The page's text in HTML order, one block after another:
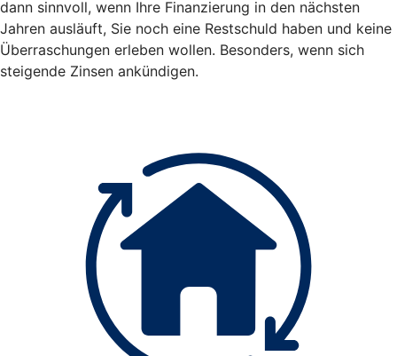
dann sinnvoll, wenn Ihre Finanzierung in den nächsten
Jahren ausläuft, Sie noch eine Restschuld haben und keine
Überraschungen erleben wollen. Besonders, wenn sich
steigende Zinsen ankündigen.